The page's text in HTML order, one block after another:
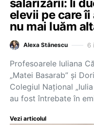
salarizării: Îi
elevii pe care
nu mai luăm
Alexa Stănescu 6
Profesoarele Iuliana
„Matei Basarab” și
Colegiul Național
au fost întrebate în
Vezi articolul